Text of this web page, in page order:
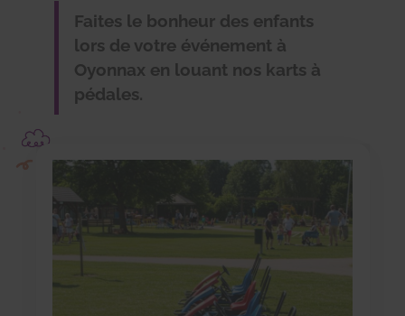
Faites le bonheur des enfants
lors de votre événement à
Oyonnax en louant nos karts à
pédales.